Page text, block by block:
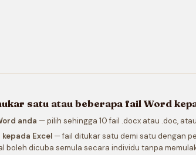
satu atau beberapa fail Word
anda — pilih sehingga 10 fail .docx atau .doc,
kepada Excel — fail ditukar satu demi satu dengan
boleh dicuba semula secara individu tanpa